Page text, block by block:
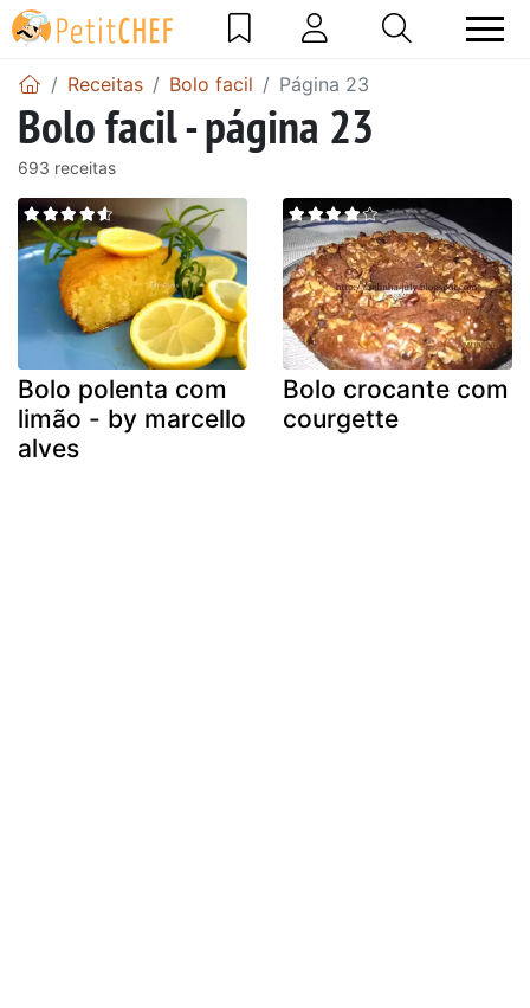
Receitas Bolo facil Página 23
Bolo facil - página 23
693 receitas
Bolo polenta com
limão - by marcello
alves
Bolo crocante com
courgette